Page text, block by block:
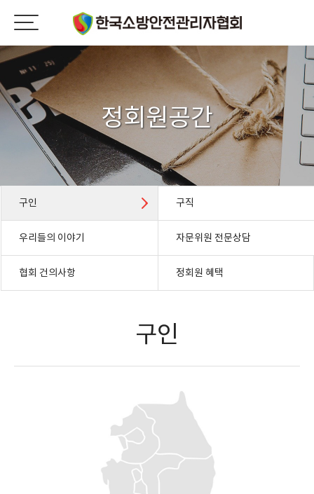
정회원공간
구인 구직
우리들의 이야기 자문위원 전문상담
협회 건의사항 정회원 혜택
구인